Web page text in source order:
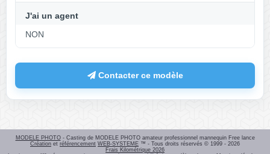
J'ai un agent
NON
Contacter ce modèle
MODELE PHOTO- Casting de MODELE PHOTO amateur professionnel mannequin Free lance
Création et référencement WEB-SYSTEME ™ - Tous droits réservés © 1999 - 2026
Frais Kilométrique 2026